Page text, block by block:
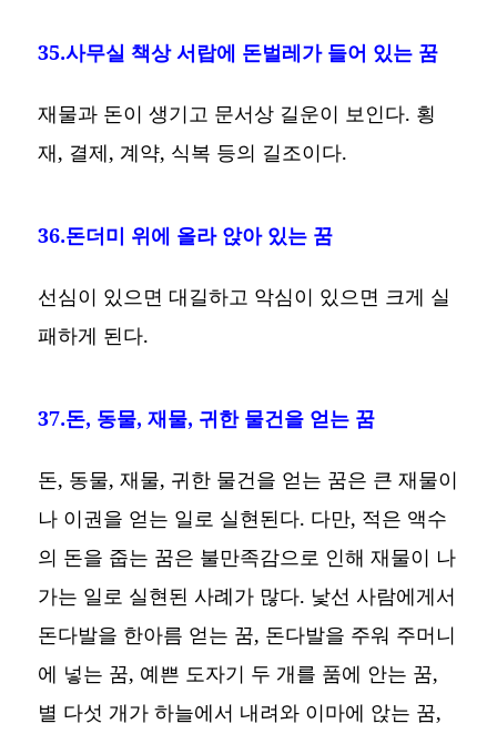
35.사무실 책상 서랍에 돈벌레가 들어 있는 꿈
재물과 돈이 생기고 문서상 길운이 보인다. 횡
재, 결제, 계약, 식복 등의 길조이다.
36.돈더미 위에 올라 앉아 있는 꿈
선심이 있으면 대길하고 악심이 있으면 크게 실
패하게 된다.
37.돈, 동물, 재물, 귀한 물건을 얻는 꿈
돈, 동물, 재물, 귀한 물건을 얻는 꿈은 큰 재물이
나 이권을 얻는 일로 실현된다. 다만, 적은 액수
의 돈을 줍는 꿈은 불만족감으로 인해 재물이 나
가는 일로 실현된 사례가 많다. 낯선 사람에게서
돈다발을 한아름 얻는 꿈, 돈다발을 주워 주머니
에 넣는 꿈, 예쁜 도자기 두 개를 품에 안는 꿈,
별 다섯 개가 하늘에서 내려와 이마에 앉는 꿈,